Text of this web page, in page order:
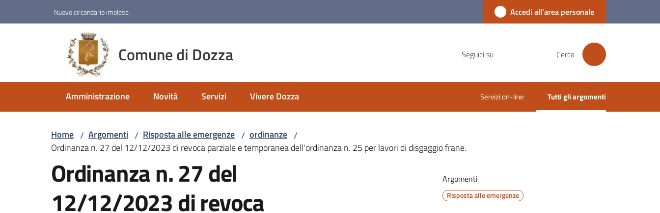
Nuovo circondario imolese Accedi all'area personale
Comune di Dozza Seguici su Cerca
Amministrazione Novità Servizi Vivere Dozza Servizi on-line Tutti gli argomenti
Menu selezionato
Home / Argomenti / Risposta alle emergenze / ordinanze /
Ordinanza n. 27 del 12/12/2023 di revoca parziale e temporanea dell'ordinanza n. 25 per lavori di disgaggio frane.
Ordinanza n. 27 del
12/12/2023 di revoca
Argomenti
Risposta alle emergenze